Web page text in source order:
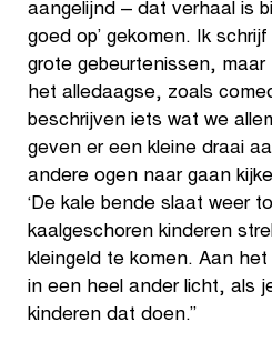
aangelijnd – dat verhaal is
goed op’ gekomen. Ik
grote gebeurtenissen,
het alledaagse, zoals
beschrijven iets wat we
geven er een kleine draai
andere ogen naar gaan
‘De kale bende slaat weer
kaalgeschoren kinderen
kleingeld te komen. Aan
in een heel ander licht, als
kinderen dat doen.”